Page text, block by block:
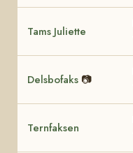
Tams Juliette
Delsbofaks 📷
Ternfaksen